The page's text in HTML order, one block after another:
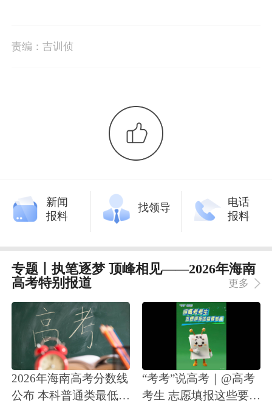
责编：吉训侦
新闻
报料
找领导
电话
报料
专题丨执笔逐梦 顶峰相见——2026年海南
高考特别报道
更多
2026年海南高考分数线
公布 本科普通类最低分
“考考”说高考｜@高考
考生 志愿填报这些要知